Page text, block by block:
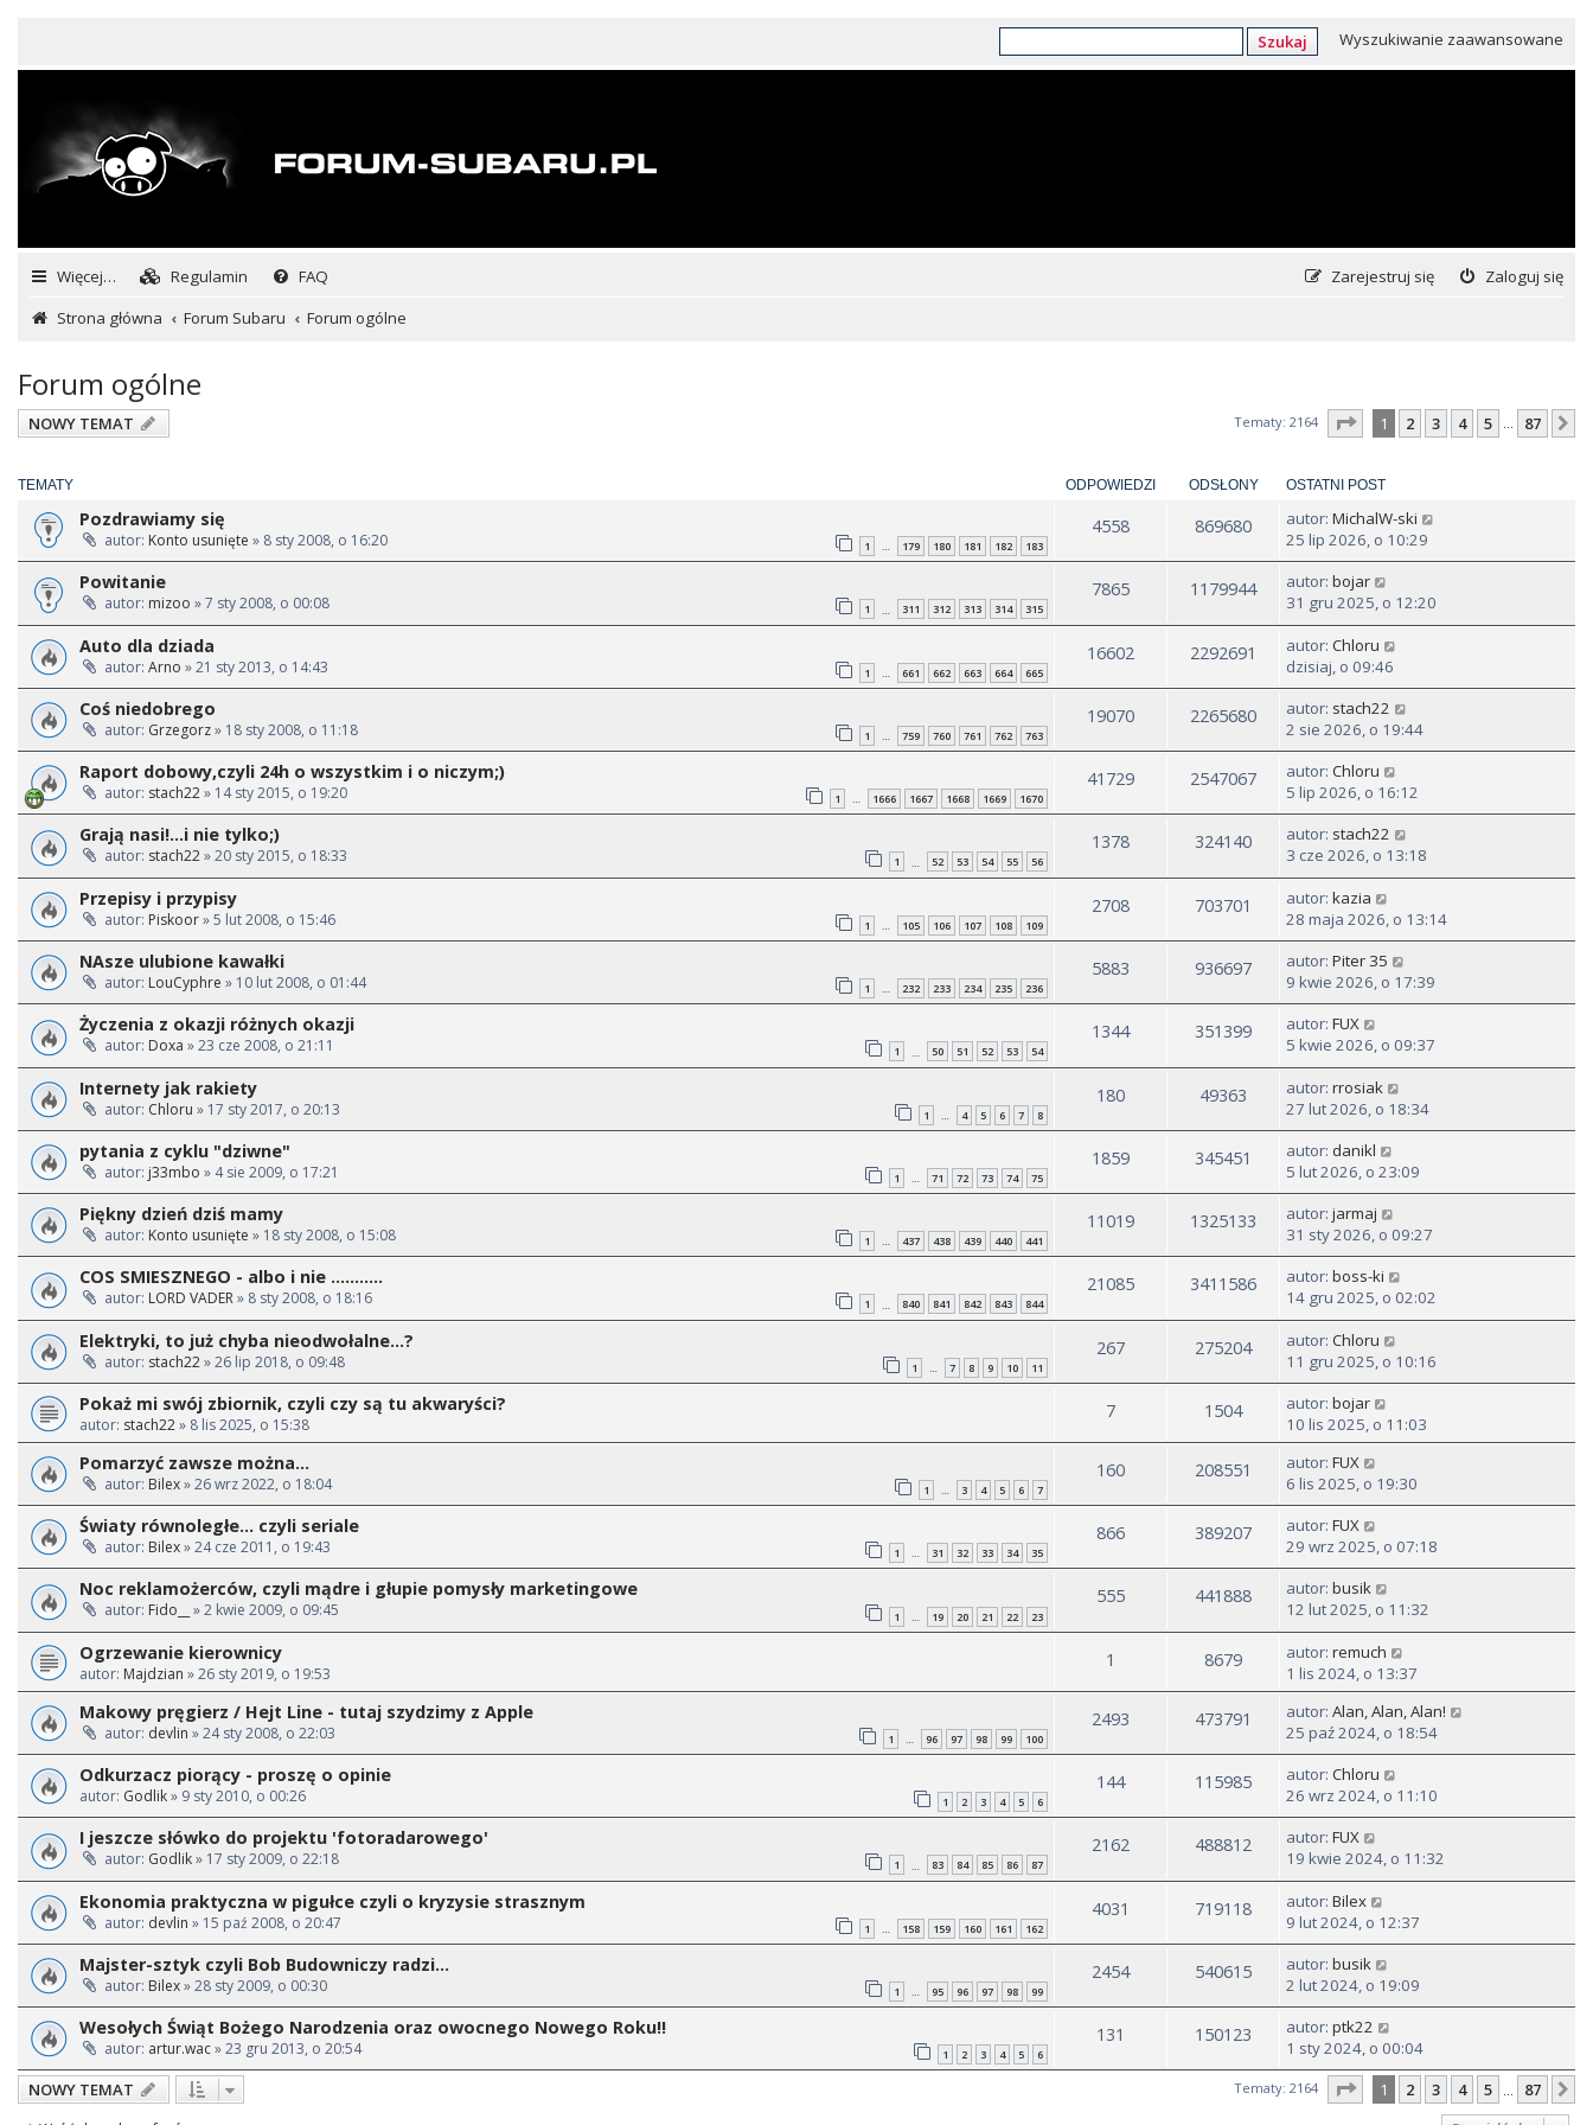
Szukaj Wyszukiwanie zaawansowane
Więcej… Regulamin FAQ Zaloguj się
Zarejestruj się
Strona główna
Forum Subaru Forum ogólne
Forum ogólne
NOWY TEMAT Tematy: 2164 Strona1 z87
1 2 3 4 5 … 87
TEMATY ODPOWIEDZI ODSŁONY OSTATNI POST
Pozdrawiamy się
autor: Konto usunięte » 8 sty 2008, o 16:20 1 … 179 180 181 182 183
4558 869680 autor: MichalW-ski
25 lip 2026, o 10:29
Powitanie
autor: mizoo » 7 sty 2008, o 00:08 1 311 312 313 314 315
7865 1179944 autor: bojar
31 gru 2025, o 12:20
Auto dla dziada
autor: Arno » 21 sty 2013, o 14:43 1 … 661 662 663 664 665
16602 2292691 autor: Chloru
dzisiaj, o 09:46
Coś niedobrego
autor: Grzegorz» 18 sty 2008, o 11:18 1 … 759 760 761 762 763
19070 2265680 autor: stach22
2 sie 2026, o 19:44
Raport dobowy,czyli 24h o wszystkim i o niczym;)
autor: stach22» 14 sty 2015, o 19:20 1 … 1666 1667 1668 1669 1670
41729 2547067 autor: Chloru
5 lip 2026, o 16:12
Grają nasi!...i nie tylko;)
autor: stach22» 20 sty 2015, o 18:33 1 … 52 53 54 55 56
1378 324140 autor: stach22
3 cze 2026, o 13:18
Przepisy i przypisy
autor: Piskoor» 5 lut 2008, o 15:46 1 … 105 106 107 108 109
2708 703701 autor: kazia
28 maja 2026, o 13:14
NAsze ulubione kawałki
autor: LouCyphre » 10 lut 2008, o 01:44 1 … 232 233 234 235 236
5883 936697 autor: Piter 35
9 kwie 2026, o 17:39
Życzenia z okazji różnych okazji
autor: Doxa » 23 cze 2008, o 21:11 1 50 51 52 53 54
1344 351399 autor: FUX
5 kwie 2026, o 09:37
Internety jak rakiety
autor: Chloru » 17 sty 2017, o 20:13 1 … 4 5 6 7 8
180 49363 autor: rrosiak
27 lut 2026, o 18:34
pytania z cyklu "dziwne"
autor: j33mbo » 4 sie 2009, o 17:21 1 … 71 72 73 74 75
1859 345451 autor: danikl
5 lut 2026, o 23:09
Piękny dzień dziś mamy
autor: Konto usunięte » 18 sty 2008, o 15:08 1 … 437 438 439 440 441
11019 1325133 autor: jarmaj
31 sty 2026, o 09:27
COS SMIESZNEGO - albo i nie ...........
autor: LORD VADER» 8 sty 2008, o 18:16 1 … 840 841 842 843 844
21085 3411586 autor: boss-ki
14 gru 2025, o 02:02
Elektryki, to już chyba nieodwołalne...?
autor: stach22» 26 lip 2018, o 09:48 1 … 7 8 9 10 11
267 275204 autor: Chloru
11 gru 2025, o 10:16
Pokaż mi swój zbiornik, czyli czy są tu akwaryści?
autor: stach22» 8 lis 2025, o 15:38
7 1504 autor: bojar
10 lis 2025, o 11:03
Pomarzyć zawsze można...
autor: Bilex» 26 wrz 2022, o 18:04 1 … 3 4 5 6 7
160 208551 autor: FUX
6 lis 2025, o 19:30
Światy równoległe... czyli seriale
autor: Bilex» 24 cze 2011, o 19:43 1 … 31 32 33 34 35
866 389207 autor: FUX
29 wrz 2025, o 07:18
Noc reklamożerców, czyli mądre i głupie pomysły marketingowe
autor: Fido__ » 2 kwie 2009, o 09:45 1 … 19 20 21 22 23
555 441888 autor: busik
12 lut 2025, o 11:32
Ogrzewanie kierownicy
autor: Majdzian » 26 sty 2019, o 19:53
1 8679 autor: remuch
1 lis 2024, o 13:37
Makowy pręgierz / Hejt Line - tutaj szydzimy z Apple
autor: devlin » 24 sty 2008, o 22:03 1 … 96 97 98 99 100
2493 473791 autor: Alan, Alan, Alan!
25 paź 2024, o 18:54
Odkurzacz piorący - proszę o opinie
autor: Godlik» 9 sty 2010, o 00:26 1 2 3 4 5 6
144 115985 autor: Chloru
26 wrz 2024, o 11:10
I jeszcze słówko do projektu 'fotoradarowego'
autor: Godlik» 17 sty 2009, o 22:18 1 … 83 84 85 86 87
2162 488812 autor: FUX
19 kwie 2024, o 11:32
Ekonomia praktyczna w pigułce czyli o kryzysie strasznym
autor: devlin » 15 paź 2008, o 20:47 1 … 158 159 160 161 162
4031 719118 autor: Bilex
9 lut 2024, o 12:37
Majster-sztyk czyli Bob Budowniczy radzi...
autor: Bilex» 28 sty 2009, o 00:30 1 … 95 96 97 98 99
2454 540615 autor: busik
2 lut 2024, o 19:09
Wesołych Świąt Bożego Narodzenia oraz owocnego Nowego Roku!!
autor: artur.wac» 23 gru 2013, o 20:54 1 2 3 4 5 6
131 150123 autor: ptk22
1 sty 2024, o 00:04
NOWY TEMAT
Tematy: 2164 Strona1 z87
1 2 3 4 5 87